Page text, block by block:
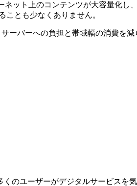
ット上のコンテンツが大容量化し
とも少なくありません。
ーバーへの負担と帯域幅の消費を
のユーザーがデジタルサービスを